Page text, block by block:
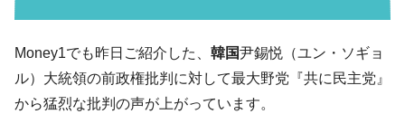
『Money1』
韓国07月･物価指数「2.8％」に低下 ⇒ 実は
『Money1』
韓国･猛暑でソウル市全域「猛暑重大警報」
Money1でも昨日ご紹介した、 韓国尹錫悦（ユン・ソギョ
ル）大統領の前政権批判に対して最大野党『共に民主党』
から猛烈な批判の声が上がっています。